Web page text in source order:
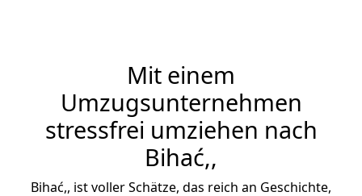
Mit einem
Umzugsunternehmen
stressfrei umziehen nach
Bihać,,
Bihać,, ist voller Schätze, das reich an Geschichte,